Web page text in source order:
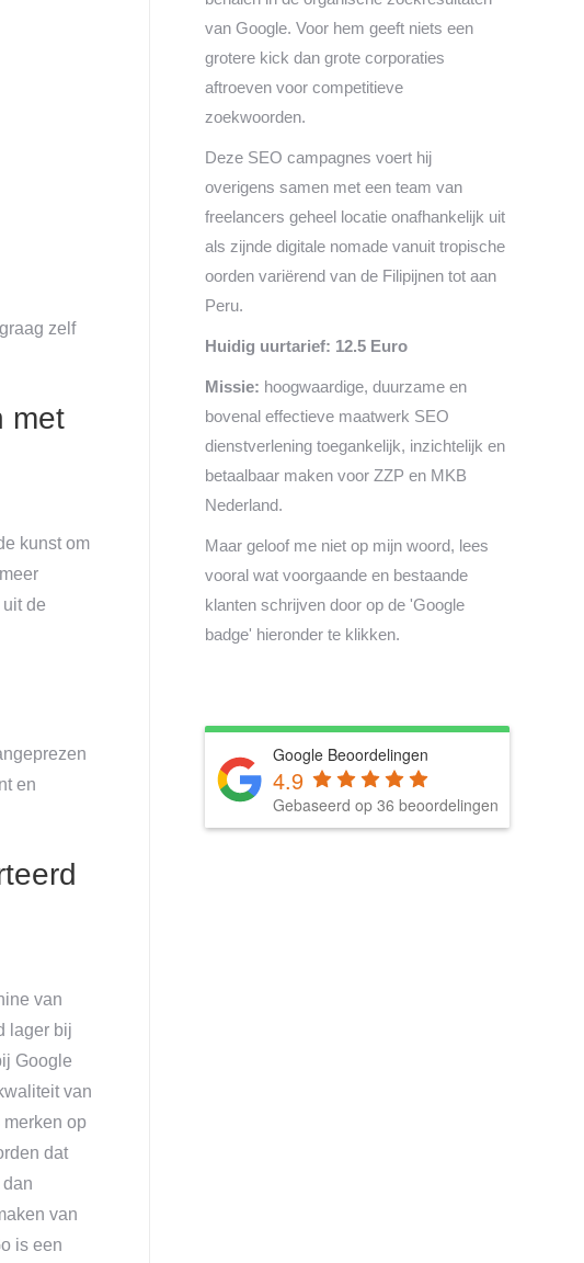
zelf
met
kunst om
de
en
van
lager bij
Google
van
op
dat
van
is een
van Google. Voor hem geeft niets een
grotere kick dan grote corporaties
aftroeven voor competitieve
zoekwoorden.
Deze SEO campagnes voert hij
overigens samen met een team van
freelancers geheel locatie onafhankelijk uit
als zijnde digitale nomade vanuit tropische
oorden variërend van de Filipijnen tot aan
Peru.
Huidig uurtarief: 12.5 Euro
Missie: hoogwaardige, duurzame en
bovenal effectieve maatwerk SEO
dienstverlening toegankelijk, inzichtelijk en
betaalbaar maken voor ZZP en MKB
Nederland.
Maar geloof me niet op mijn woord, lees
vooral wat voorgaande en bestaande
klanten schrijven door op de 'Google
badge' hieronder te klikken.
Google Beoordelingen
4.9
Gebaseerd op 36 beoordelingen